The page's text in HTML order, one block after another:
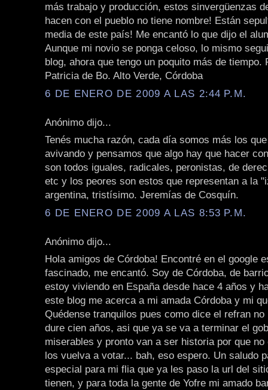
más trabajo y producción, estos sinvergüenzas
hacen con el pueblo no tiene nombre! Están
media de este país! Me encantó lo que dijo el
Aunque mi novio se ponga celoso, lo mismo
blog, ahora que tengo un poquito más de tiempo.
Patricia de Bo. Alto Verde, Córdoba
6 DE ENERO DE 2009 A LAS 2:44 P.M.
Anónimo dijo...
Tenés mucha razón, cada día somos más los
avivando y pensamos que algo hay que hacer
son todos iguales, radicales, peronistas, de
etc y los peores son estos que representan a la
argentina, tristísimo. Jeremías de Cosquín.
6 DE ENERO DE 2009 A LAS 8:53 P.M.
Anónimo dijo...
Hola amigos de Córdoba! Encontré en el google
fascinado, me encantó. Soy de Córdoba, de
estoy viviendo en España desde hace 4 años y
este blog me acerca a mi amada Córdoba y mi
Quédense tranquilos pues como dice el refran no
dure cien años, asi que ya se va a terminar el
miserables y pronto van a ser historia por que no
los vuelva a votar... bah, eso espero. Un saludo
especial para mi flia que ya les paso la url del
tienen, y para toda la gente de Yofre mi amado